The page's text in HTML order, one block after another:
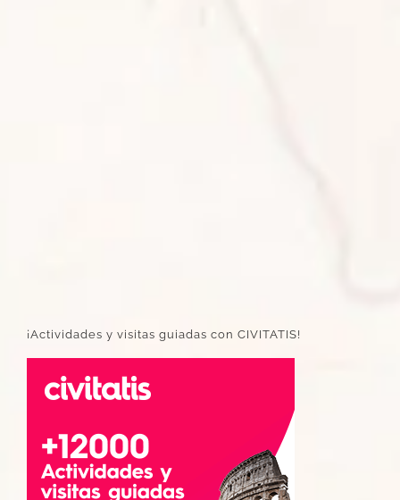
¡Actividades y visitas guiadas con CIVITATIS!